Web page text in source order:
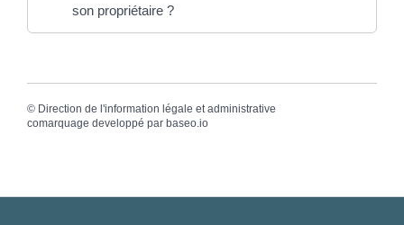
son propriétaire ?
© Direction de l'information légale et administrative
comarquage developpé par baseo.io